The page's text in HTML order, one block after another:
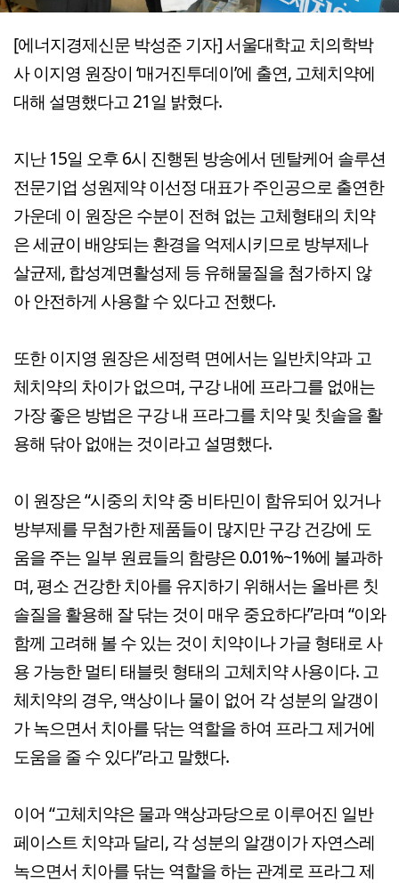
[에너지경제신문 박성준 기자] 서울대학교 치의학박
사 이지영 원장이 ‘매거진투데이’에 출연, 고체치약에
대해 설명했다고 21일 밝혔다.
지난 15일 오후 6시 진행된 방송에서 덴탈케어 솔루션
전문기업 성원제약 이선정 대표가 주인공으로 출연한
가운데 이 원장은 수분이 전혀 없는 고체형태의 치약
은 세균이 배양되는 환경을 억제시키므로 방부제나
살균제, 합성계면활성제 등 유해물질을 첨가하지 않
아 안전하게 사용할 수 있다고 전했다.
또한 이지영 원장은 세정력 면에서는 일반치약과 고
체치약의 차이가 없으며, 구강 내에 프라그를 없애는
가장 좋은 방법은 구강 내 프라그를 치약 및 칫솔을 활
용해 닦아 없애는 것이라고 설명했다.
이 원장은 “시중의 치약 중 비타민이 함유되어 있거나
방부제를 무첨가한 제품들이 많지만 구강 건강에 도
움을 주는 일부 원료들의 함량은 0.01%~1%에 불과하
며, 평소 건강한 치아를 유지하기 위해서는 올바른 칫
솔질을 활용해 잘 닦는 것이 매우 중요하다”라며 “이와
함께 고려해 볼 수 있는 것이 치약이나 가글 형태로 사
용 가능한 멀티 태블릿 형태의 고체치약 사용이다. 고
체치약의 경우, 액상이나 물이 없어 각 성분의 알갱이
가 녹으면서 치아를 닦는 역할을 하여 프라그 제거에
도움을 줄 수 있다”라고 말했다.
이어 “고체치약은 물과 액상과당으로 이루어진 일반
페이스트 치약과 달리, 각 성분의 알갱이가 자연스레
녹으면서 치아를 닦는 역할을 하는 관계로 프라그 제